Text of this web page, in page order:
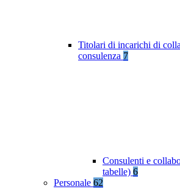
Titolari di incarichi di
consulenza 7
Consulenti e
tabelle) 6
Personale 62